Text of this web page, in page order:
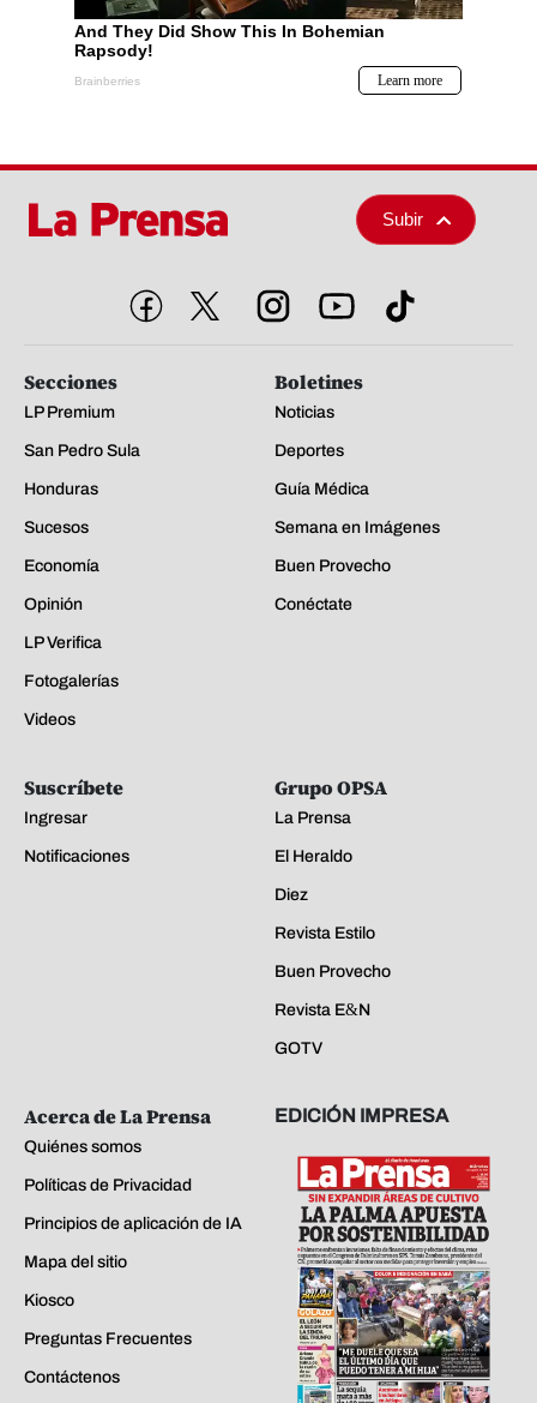
Subir
Secciones
LP Premium
San Pedro Sula
Honduras
Sucesos
Economía
Opinión
LP Verifica
Fotogalerías
Videos
Boletines
Noticias
Deportes
Guía Médica
Semana en Imágenes
Buen Provecho
Conéctate
Suscríbete
Ingresar
Notificaciones
Grupo OPSA
La Prensa
El Heraldo
Diez
Revista Estilo
Buen Provecho
Revista E&N
GOTV
Acerca de La Prensa
Quiénes somos
Políticas de Privacidad
Principios de aplicación de IA
Mapa del sitio
Kiosco
Preguntas Frecuentes
Contáctenos
EDICIÓN IMPRESA